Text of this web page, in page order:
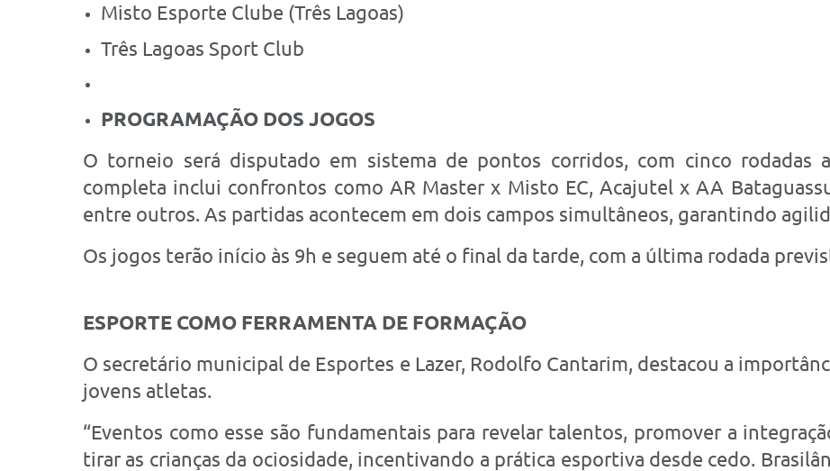
Misto Esporte Clube (Três Lagoas)
Três Lagoas Sport Club
PROGRAMAÇÃO DOS JOGOS
O torneio será disputado em sistema de pontos corridos, com cinco rodadas
completa inclui confrontos como AR Master x Misto EC, Acajutel x AA
entre outros. As partidas acontecem em dois campos simultâneos, garantindo
Os jogos terão início às 9h e seguem até o final da tarde, com a última rodada
ESPORTE COMO FERRAMENTA DE FORMAÇÃO
O secretário municipal de Esportes e Lazer, Rodolfo Cantarim, destacou a
jovens atletas.
“Eventos como esse são fundamentais para revelar talentos, promover a
tirar as crianças da ociosidade, incentivando a prática esportiva desde cedo.